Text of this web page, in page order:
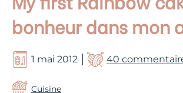
bonheur dans mon
1 mai 2012 40
Cuisine